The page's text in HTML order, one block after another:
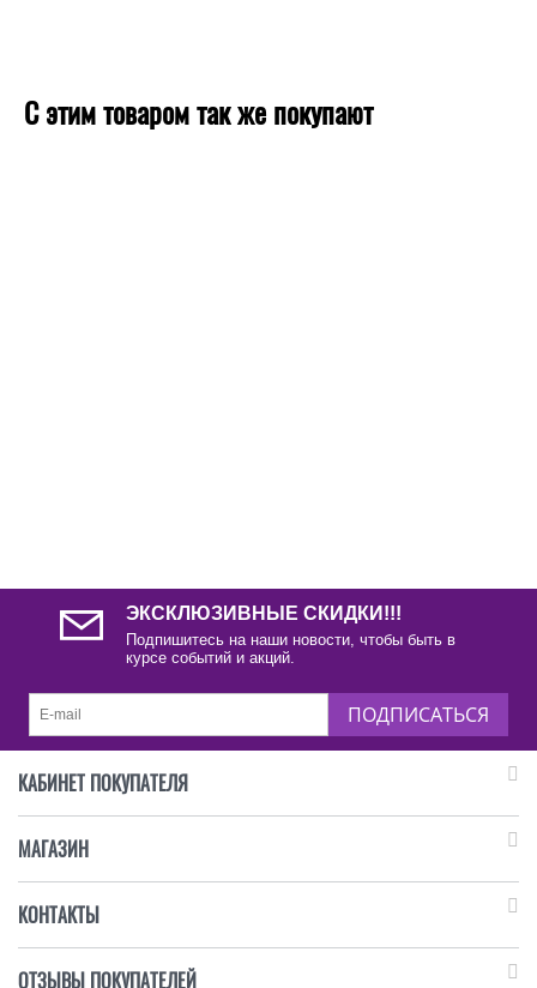
С этим товаром так же покупают
ЭКСКЛЮЗИВНЫЕ СКИДКИ!!!
Подпишитесь на наши новости, чтобы быть в
курсе событий и акций.
ПОДПИСАТЬСЯ
КАБИНЕТ ПОКУПАТЕЛЯ
МАГАЗИН
КОНТАКТЫ
ОТЗЫВЫ ПОКУПАТЕЛЕЙ